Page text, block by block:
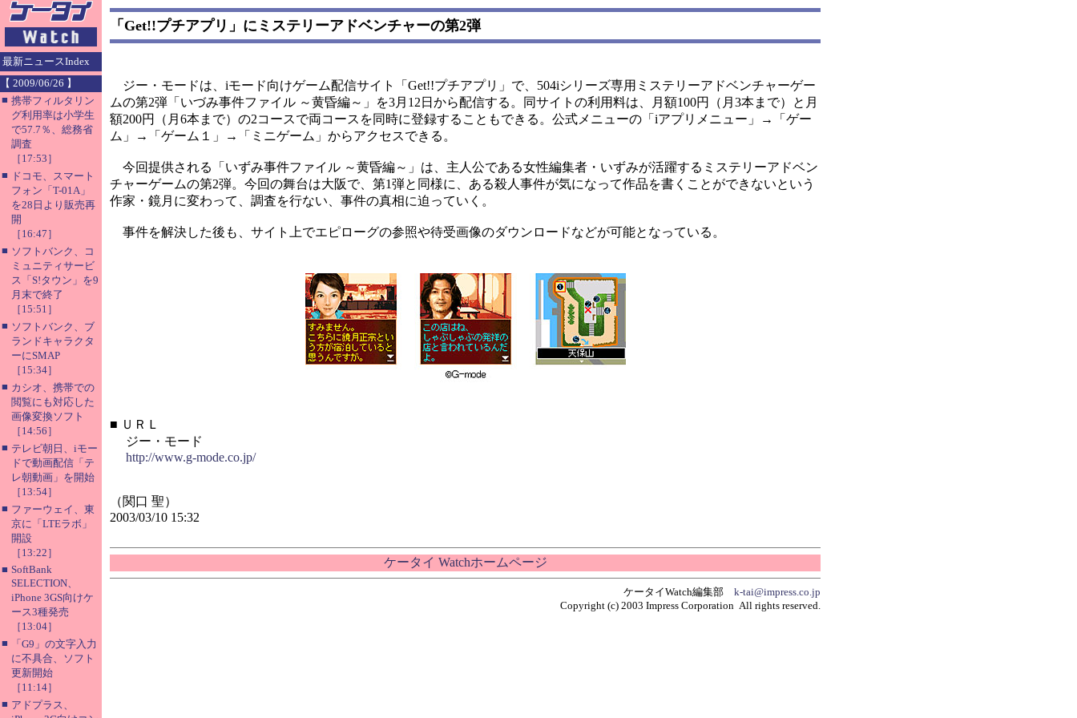
最新ニュースIndex
【 2009/06/26 】
■ 携帯フィルタリン
グ利用率は小学生
で57.7％、総務省
調査
［17:53］
■ ドコモ、スマート
フォン「T-01A」
を28日より販売再
開
［16:47］
■ ソフトバンク、コ
ミュニティサービ
ス「S!タウン」を9
月末で終了
［15:51］
■ ソフトバンク、ブ
ランドキャラクタ
ーにSMAP
［15:34］
■ カシオ、携帯での
閲覧にも対応した
画像変換ソフト
［14:56］
■ テレビ朝日、iモー
ドで動画配信「テ
レ朝動画」を開始
［13:54］
■ ファーウェイ、東
京に「LTEラボ」
開設
［13:22］
■ SoftBank
SELECTION、
iPhone 3GS向けケ
ース3種発売
［13:04］
■
「G9」の文字入力
に不具合、ソフト
更新開始
［11:14］
■ アドプラス、
「Get!!プチアプリ」にミステリーアドベンチャーの第2弾
ジー・モードは、iモード向けゲーム配信サイト「Get!!プチアプリ」で、504iシリーズ専用ミステリーアドベンチャーゲー
ムの第2弾「いづみ事件ファイル ～黄昏編～」を3月12日から配信する。同サイトの利用料は、月額100円（月3本まで）と月
額200円（月6本まで）の2コースで両コースを同時に登録することもできる。公式メニューの「iアプリメニュー」→「ゲー
ム」→「ゲーム１」→「ミニゲーム」からアクセスできる。
今回提供される「いずみ事件ファイル ～黄昏編～」は、主人公である女性編集者・いずみが活躍するミステリーアドベン
チャーゲームの第2弾。今回の舞台は大阪で、第1弾と同様に、ある殺人事件が気になって作品を書くことができないという
作家・鏡月に変わって、調査を行ない、事件の真相に迫っていく。
事件を解決した後も、サイト上でエピローグの参照や待受画像のダウンロードなどが可能となっている。
■ ＵＲＬ
ジー・モード
http://www.g-mode.co.jp/
（関口 聖）
2003/03/10 15:32
ケータイ Watchホームページ
ケータイWatch編集部 k-tai@impress.co.jp
Copyright (c) 2003 Impress Corporation All rights reserved.